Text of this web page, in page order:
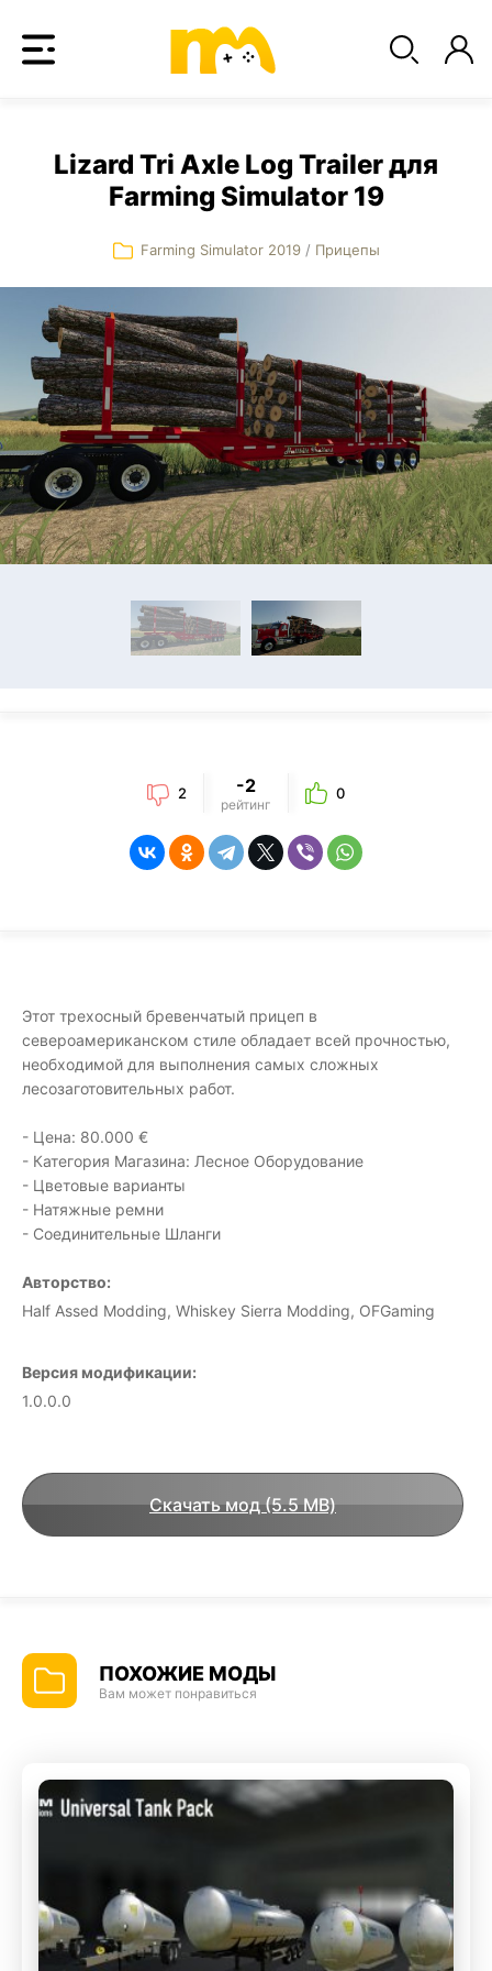
Lizard Tri Axle Log Trailer для
Farming Simulator 19
Farming Simulator 2019 / Прицепы
2 -2
рейтинг
0
Этот трехосный бревенчатый прицеп в
североамериканском стиле обладает всей прочностью,
необходимой для выполнения самых сложных
лесозаготовительных работ.
- Цена: 80.000 €
- Категория Магазина: Лесное Оборудование
- Цветовые варианты
- Натяжные ремни
- Соединительные Шланги
Авторство:
Half Assed Modding, Whiskey Sierra Modding, OFGaming
Версия модификации:
1.0.0.0
Скачать мод (5.5 MB)
ПОХОЖИЕ МОДЫ
Вам может понравиться